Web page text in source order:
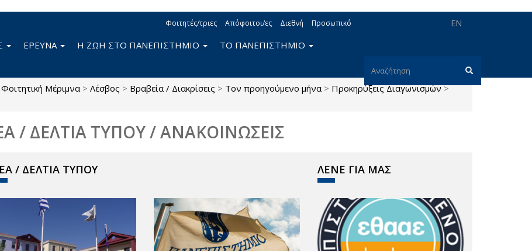
EN
Φοιτητές/τριες Απόφοιτοι/ες Διεθνή Προσωπικό
Φόρμα
αναζήτησης
Αναζήτηση
ΕΡΕΥΝΑ Η ΖΩΗ ΣΤΟ ΠΑΝΕΠΙΣΤΗΜΙΟ ΤΟ ΠΑΝΕΠΙΣΤΗΜΙΟ
Φοιτητική Μέριμνα > Λέσβος > Βραβεία / Διακρίσεις > Τον προηγούμενο μήνα > Προκηρύξεις Διαγωνισμών >
/ ΔΕΛΤΙΑ ΤΥΠΟΥ / ΑΝΑΚΟΙΝΩΣΕΙΣ
/ ΔΕΛΤΙΑ ΤΥΠΟΥ ΛΕΝΕ ΓΙΑ ΜΑΣ